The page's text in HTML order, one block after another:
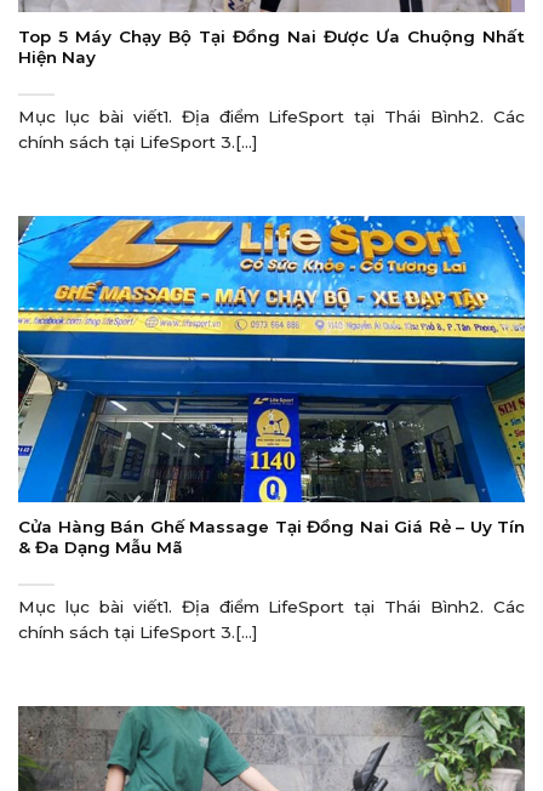
Top 5 Máy Chạy Bộ Tại Đồng Nai Được Ưa Chuộng Nhất
Hiện Nay
Mục lục bài viết1. Địa điểm LifeSport tại Thái Bình2. Các
chính sách tại LifeSport 3.[...]
Cửa Hàng Bán Ghế Massage Tại Đồng Nai Giá Rẻ – Uy Tín
& Đa Dạng Mẫu Mã
Mục lục bài viết1. Địa điểm LifeSport tại Thái Bình2. Các
chính sách tại LifeSport 3.[...]